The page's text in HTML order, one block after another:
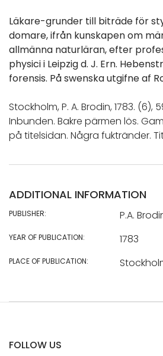
Läkare-grunder till biträde för
domare, ifrån kunskapen om
allmänna naturläran, efter
physici i Leipzig d. J. Ern.
forensis. På swenska utgifne af
Stockholm, P. A. Brodin, 1783. (6),
Inbunden. Bakre pärmen lös.
på titelsidan. Några fuktränder.
ADDITIONAL INFORMATION
PUBLISHER: P.A.
YEAR OF PUBLICATION: 1783
PLACE OF PUBLICATION:
FOLLOW US